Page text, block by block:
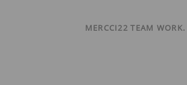
MERCCI22 TEAM WORK.